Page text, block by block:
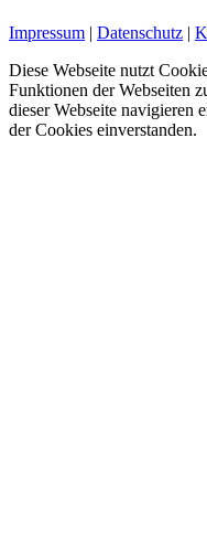
Impressum | Datenschutz |
Diese Webseite nutzt
Funktionen der Webseiten
dieser Webseite navigieren
der Cookies einverstanden.